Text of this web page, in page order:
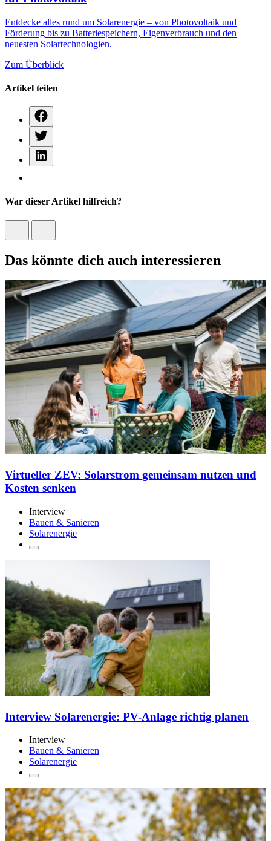
Entdecke alles rund um Solarenergie – von Photovoltaik und
Förderung bis zu Batteriespeichern, Eigenverbrauch und den
neuesten Solartechnologien.
Zum Überblick
Artikel teilen
War dieser Artikel hilfreich?
Das könnte dich auch interessieren
Virtueller ZEV: Solarstrom gemeinsam nutzen und
Kosten senken
Interview
Bauen & Sanieren
Solarenergie
Interview Solarenergie: PV-Anlage richtig planen
Interview
Bauen & Sanieren
Solarenergie